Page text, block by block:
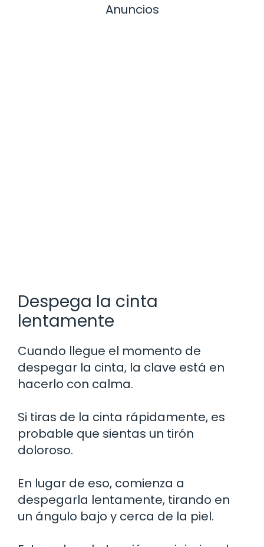
Anuncios
Despega la cinta
lentamente
Cuando llegue el momento de
despegar la cinta, la clave está en
hacerlo con calma.
Si tiras de la cinta rápidamente, es
probable que sientas un tirón
doloroso.
En lugar de eso, comienza a
despegarla lentamente, tirando en
un ángulo bajo y cerca de la piel.